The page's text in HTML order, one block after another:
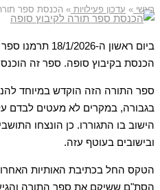
ראשי » עדכון פעילויות » הכנסת ספר
ביום ראשון ה-
הכנסת בקיבוץ סופה. ספר זה
ספר התורה הזה הוקדש במיוחד
בגבורה, במקרים לא מעטים לבדם
הישוב בו התגוררו. כן הונצחו
ובישובים בעוטף עזה.
הטקס החל בכתיבת האותיות
הסת"ם ששיקם את ספר התורה